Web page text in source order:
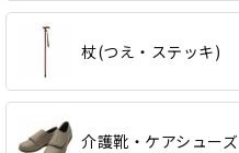
杖(つえ・ステッキ)
介護靴・ケアシューズ